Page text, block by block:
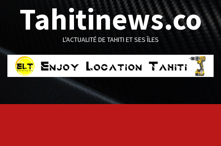
Tahitinews.co
L'ACTUALITÉ DE TAHITI ET SES ÎLES